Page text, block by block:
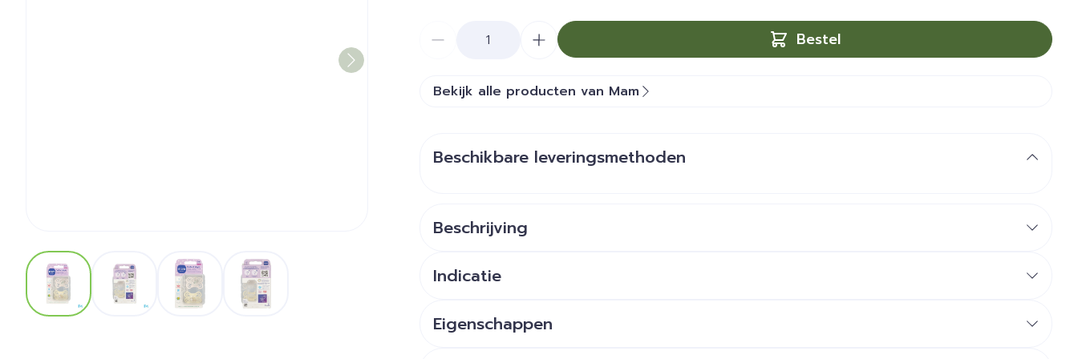
View larger imageView larger imageView larger imageView larger image
Bestel
Bekijk alle producten van Mam
Beschikbare leveringsmethoden
Beschrijving
Knop licht op in het donker - makkelijk te vinden
Maakt een natuurlijkere sluiting van de mond mogelijk
Indicatie
Eigenschappen